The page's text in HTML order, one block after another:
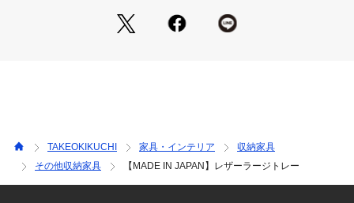
ご自分用にも、プレゼント用にもおすすめです。
TAKEOKIKUCHI 家具・インテリア
収納家具
その他収納家具
【MADE IN JAPAN】レザーラージトレー